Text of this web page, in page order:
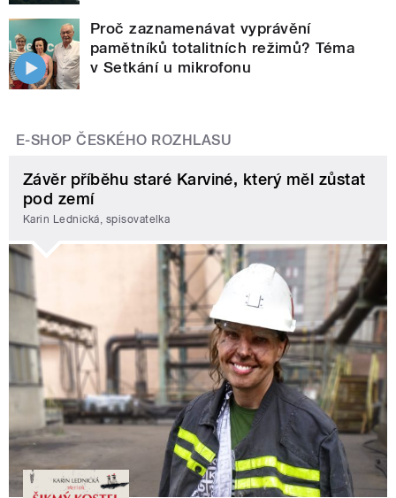
Proč zaznamenávat vyprávění
pamětníků totalitních režimů? Téma
v Setkání u mikrofonu
E-SHOP ČESKÉHO ROZHLASU
Závěr příběhu staré Karviné, který měl zůstat
pod zemí
Karin Lednická, spisovatelka